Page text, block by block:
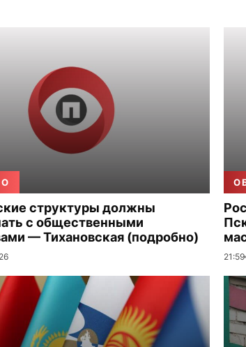
структуры должны
с общественными
— Тихановская (подробно)
21:59